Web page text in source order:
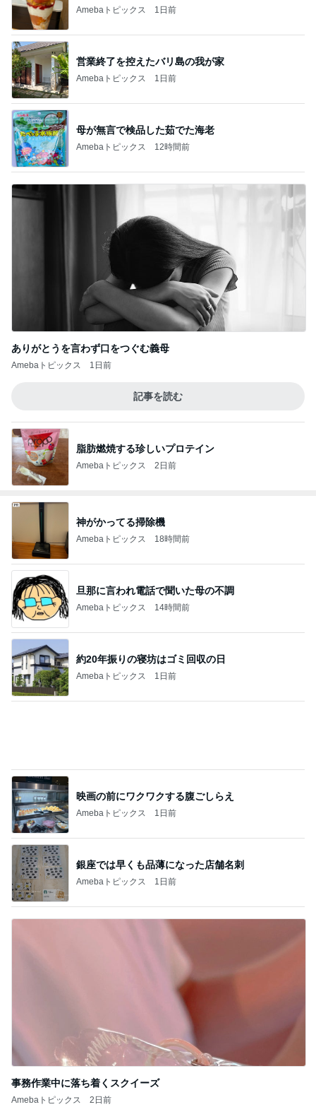
Amebaトピックス 1日前
営業終了を控えたバリ島の我が家
Amebaトピックス 1日前
母が無言で検品した茹でた海老
Amebaトピックス 12時間前
ありがとうを言わず口をつぐむ義母
Amebaトピックス 1日前
記事を読む
脂肪燃焼する珍しいプロテイン
Amebaトピックス 2日前
神がかってる掃除機
Amebaトピックス 18時間前
旦那に言われ電話で聞いた母の不調
Amebaトピックス 14時間前
約20年振りの寝坊はゴミ回収の日
Amebaトピックス 1日前
銀座では早くも品薄になった店舗名刺
Amebaトピックス 1日前
2日前
記事を読む